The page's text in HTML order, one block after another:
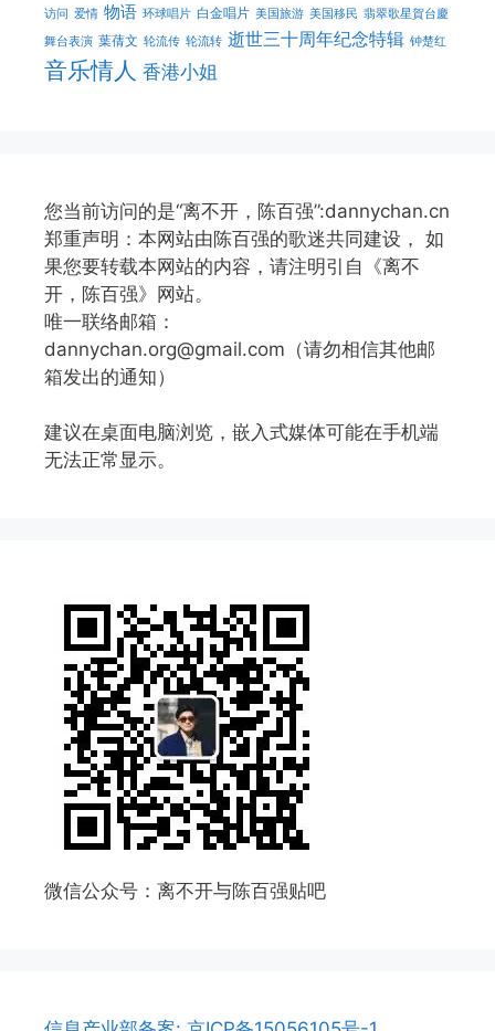
访问 爱情 物语 环球唱片 白金唱片 美国旅游 美国移民 翡翠歌星賀台慶
舞台表演 葉蒨文 轮流传 轮流转 逝世三十周年纪念特辑 钟楚红
音乐情人 香港小姐
您当前访问的是“离不开，陈百强”:dannychan.cn
郑重声明：本网站由陈百强的歌迷共同建设， 如
果您要转载本网站的内容，请注明引自《离不
开，陈百强》网站。
唯一联络邮箱：
dannychan.org@gmail.com（请勿相信其他邮
箱发出的通知）
建议在桌面电脑浏览，嵌入式媒体可能在手机端
无法正常显示。
微信公众号：离不开与陈百强贴吧